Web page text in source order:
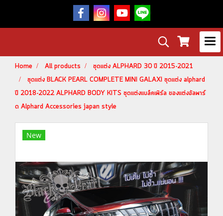
Home All products
ชุดแต่ง ALPHARD 30 ปี 2015-2021
ชุดแต่ง BLACK PEARL COMPLETE MINI GALAXI ชุดแต่ง alphard
ปี 2018-2022 ALPHARD BODY KITS ชุดแต่งแบล็คเพิร์ล ของแต่งอัลพาร์
ด Alphard Accessories japan style
New